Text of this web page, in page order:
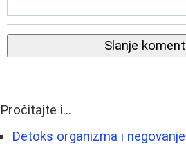
Slanje
Pročitajte i...
Detoks organizma i